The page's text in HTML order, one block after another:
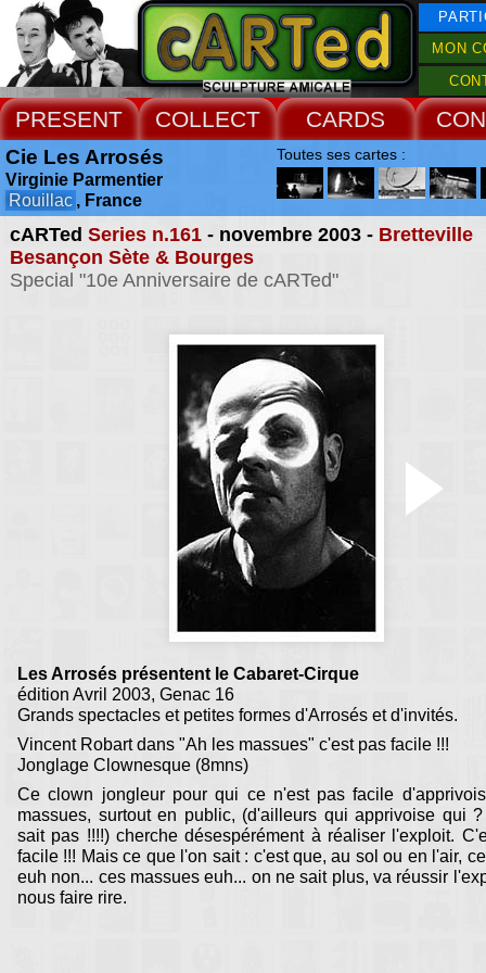
MON
PRESENT COLLECT CARDS
cARTed Series n.161- novembre 2003 - Bretteville
Besançon Sète & Bourges
Special "10e Anniversaire de cARTed"
Les Arrosés présentent le Cabaret-Cirque
édition Avril 2003, Genac 16
Grands spectacles et petites formes d'Arrosés et d'invités.
Vincent Robart dans "Ah les massues" c'est pas facile !!!
Jonglage Clownesque (8mns)
Ce clown jongleur pour qui ce n'est pas facile
massues, surtout en public, (d'ailleurs qui apprivoise qui
sait pas !!!!) cherche désespérément à réaliser l'exploit.
facile !!! Mais ce que l'on sait : c'est que, au sol ou en l'air,
euh non... ces massues euh... on ne sait plus, va réussir
nous faire rire.
Cie Les Arrosés
Virginie Parmentier
Rouillac , France
Toutes ses cartes :